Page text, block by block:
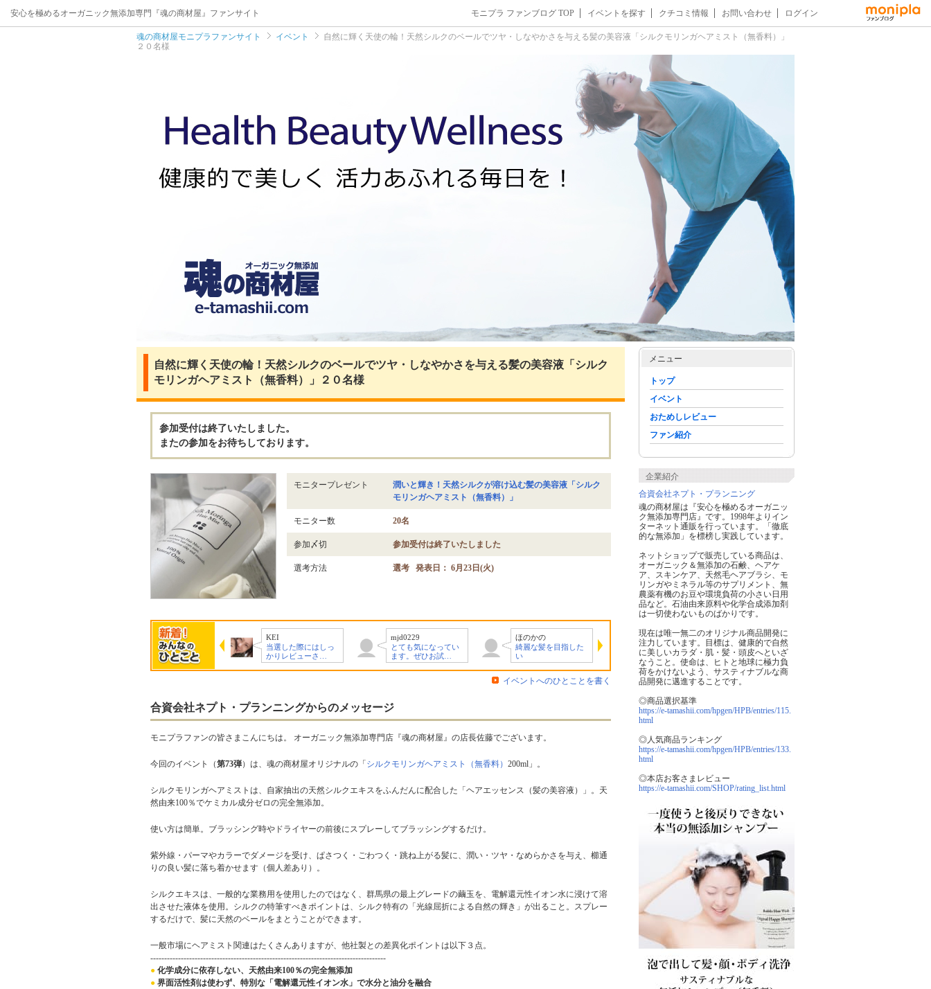
安心を極めるオーガニック無添加専門『魂の商材屋』ファンサイト モニプラ ファンブログ TOP イベントを探す クチコミ情報 お問い合わせ ログイン
魂の商材屋モニプラファンサイト イベント
自然に輝く天使の輪！天然シルクのベールでツヤ・しなやかさを与える髪の美容液「シルクモリンガヘアミスト（無香料）」
２０名様
自然に輝く天使の輪！天然シルクのベールでツヤ・しなやかさを与える髪の美容液「シルク
モリンガヘアミスト（無香料）」２０名様
参加受付は終了いたしました。
またの参加をお待ちしております。
モニタープレゼント
潤いと輝き！天然シルクが溶け込む髪の美容液「シルク
モリンガヘアミスト（無香料）」
モニター数 20名
参加〆切 参加受付は終了いたしました
選考方法 選考 発表日： 6月23日(火)
KEI
当選した際にはしっ
かりレビューさ…
mjd0229
とても気になってい
ます。ぜひお試…
ほのかの
綺麗な髪を目指した
い
らんころ☆美容大…
美容大好きです！乾
燥やパサつき、…
naho
是非試してみたいで
す!
ちゃろ
髪のパサつきや広が
りが気になって…
イベントへのひとことを書く
合資会社ネプト・プランニングからのメッセージ
モニプラファンの皆さまこんにちは。 オーガニック無添加専門店『魂の商材屋』の店長佐藤でございます。
今回のイベント（第73弾）は、魂の商材屋オリジナルの「 シルクモリンガヘアミスト（無香料） 200ml」。
シルクモリンガヘアミストは、自家抽出の天然シルクエキスをふんだんに配合した「ヘアエッセンス（髪の美容液）」。天
然由来100％でケミカル成分ゼロの完全無添加。
使い方は簡単。ブラッシング時やドライヤーの前後にスプレーしてブラッシングするだけ。
紫外線・パーマやカラーでダメージを受け、ぱさつく・ごわつく・跳ね上がる髪に、潤い・ツヤ・なめらかさを与え、櫛通
りの良い髪に落ち着かせます（個人差あり）。
シルクエキスは、一般的な業務用を使用したのではなく、群馬県の最上グレードの繭玉を、電解還元性イオン水に浸けて溶
出させた液体を使用。シルクの特筆すべきポイントは、シルク特有の「光線屈折による自然の輝き」が出ること。スプレー
するだけで、髪に天然のベールをまとうことができます。
一般市場にヘアミスト関連はたくさんありますが、他社製との差異化ポイントは以下３点。
-------------------------------------------------------------------------------------
● 化学成分に依存しない、天然由来100％の完全無添加
● 界面活性剤は使わず、特別な「電解還元性イオン水」で水分と油分を融合
メニュー
トップ
イベント
おためしレビュー
ファン紹介
企業紹介
合資会社ネプト・プランニング
魂の商材屋は『安心を極めるオーガニッ
ク無添加専門店』です。1998年よりイン
ターネット通販を行っています。「徹底
的な無添加」を標榜し実践しています。
ネットショップで販売している商品は、
オーガニック＆無添加の石鹸、ヘアケ
ア、スキンケア、天然毛ヘアブラシ、モ
リンガやミネラル等のサプリメント、無
農薬有機のお豆や環境負荷の小さい日用
品など。石油由来原料や化学合成添加剤
は一切使わないものばかりです。
現在は唯一無二のオリジナル商品開発に
注力しています。目標は、健康的で自然
に美しいカラダ・肌・髪・頭皮へといざ
なうこと。使命は、ヒトと地球に極力負
荷をかけないよう、サスティナブルな商
品開発に邁進することです。
◎商品選択基準
https://e-tamashii.com/hpgen/HPB/entries/115.
html
◎人気商品ランキング
https://e-tamashii.com/hpgen/HPB/entries/133.
html
◎本店お客さまレビュー
https://e-tamashii.com/SHOP/rating_list.html